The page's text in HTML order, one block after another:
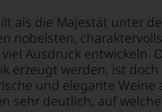
als die Majestät unter
nobelsten,
viel Ausdruck entwickeln.
erzeugt werden, ist
und elegante Weine
sehr deutlich, auf